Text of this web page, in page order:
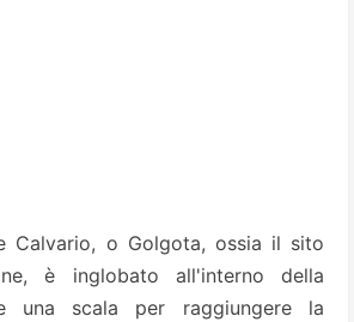
Calvario, o Golgota, ossia il sito
è inglobato all'interno della
una scala per raggiungere la